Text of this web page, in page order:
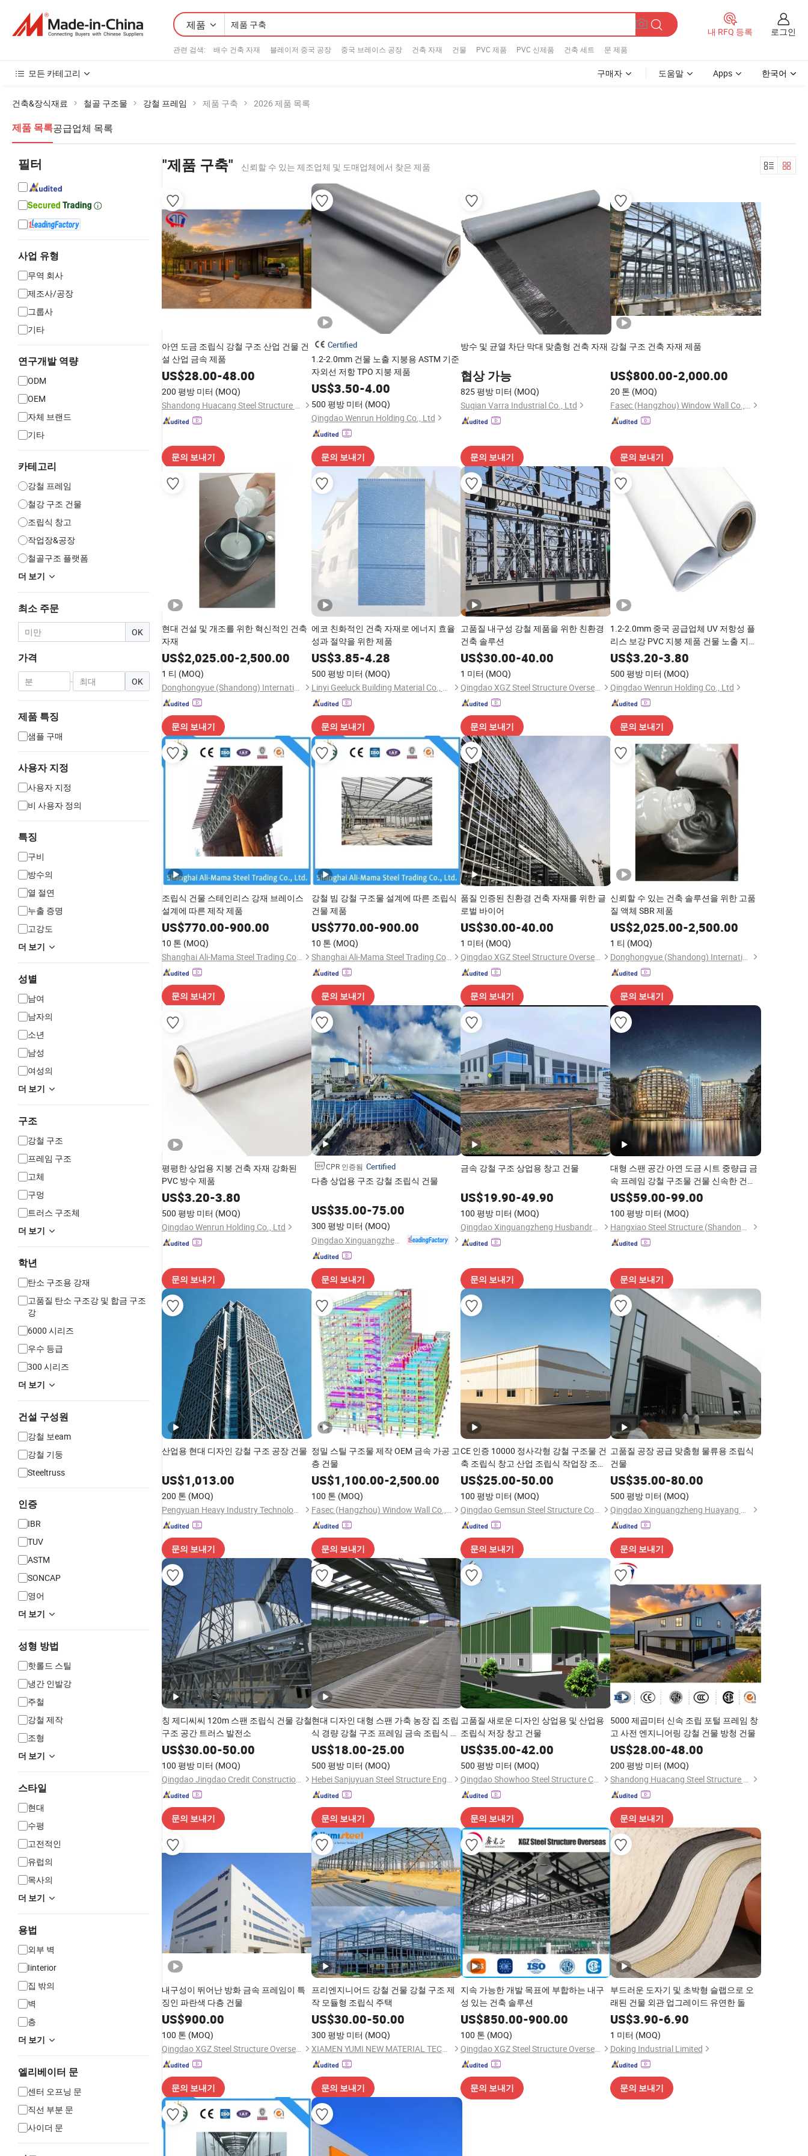
제품
관련 검색: 배수 건축 자재 블레이저 중국 공장 중국 브레이스 공장 건축 자재 건물 PVC 제품 PVC 신제품 건축 세트 문 제품
내 RFQ 등록 로그인
모든 카테고리 구매자 도움말 Apps 한국어
건축&장식재료 철골 구조물 강철 프레임 제품 구축 2026 제품 목록
제품 목록공급업체 목록
필터
사업 유형
무역 회사
제조사/공장
그룹사
기타
연구개발 역량
ODM
OEM
자체 브랜드
기타
카테고리
강철 프레임
철강 구조 건물
조립식 창고
작업장&공장
철골구조 플랫폼
더 보기
최소 주문
OK
가격
- OK
제품 특징
샘플 구매
사용자 지정
사용자 지정
비 사용자 정의
특징
구비
방수의
열 절연
누출 증명
고강도
더 보기
성별
남여
남자의
소년
남성
여성의
더 보기
구조
강철 구조
프레임 구조
고체
구멍
트러스 구조체
더 보기
학년
탄소 구조용 강재
고품질 탄소 구조강 및 합금 구조
강
6000 시리즈
우수 등급
300 시리즈
더 보기
건설 구성원
강철 보eam
강철 기둥
Steeltruss
인증
IBR
TUV
ASTM
SONCAP
영어
더 보기
성형 방법
핫롤드 스틸
냉간 인발강
주철
강철 제작
조형
더 보기
스타일
현대
수평
고전적인
유럽​​의
목사의
더 보기
용법
외부 벽
Iinterior
집 밖의
벽
층
더 보기
엘리베이터 문
센터 오프닝 문
직선 부분 문
사이더 문
"제품 구축" 신뢰할 수 있는 제조업체 및 도매업체에서 찾은 제품
아연 도금 조립식 강철 구조 산업 건물 건
설 산업 금속 제품
US$28.00-48.00
200 평방 미터 (MOQ)
Shandong Huacang Steel Structure Co., Ltd.
문의 보내기
Certified
1.2-2.0mm 건물 노출 지붕용 ASTM 기준
자외선 저항 TPO 지붕 제품
US$3.50-4.00
500 평방 미터 (MOQ)
Qingdao Wenrun Holding Co., Ltd
문의 보내기
방수 및 균열 차단 막대 맞춤형 건축 자재
협상 가능
825 평방 미터 (MOQ)
Suqian Varra Industrial Co., Ltd
문의 보내기
강철 구조 건축 자재 제품
US$800.00-2,000.00
20 톤 (MOQ)
Fasec (Hangzhou) Window Wall Co., Ltd.
문의 보내기
현대 건설 및 개조를 위한 혁신적인 건축
자재
US$2,025.00-2,500.00
1 티 (MOQ)
Donghongyue (Shandong) International Trade Co., Ltd
문의 보내기
에코 친화적인 건축 자재로 에너지 효율
성과 절약을 위한 제품
US$3.85-4.28
500 평방 미터 (MOQ)
Linyi Geeluck Building Material Co., Ltd.
문의 보내기
고품질 내구성 강철 제품을 위한 친환경
건축 솔루션
US$30.00-40.00
1 미터 (MOQ)
Qingdao XGZ Steel Structure Overseas Co., Ltd.
문의 보내기
1.2-2.0mm 중국 공급업체 UV 저항성 플
리스 보강 PVC 지붕 제품 건물 노출 지붕
용
US$3.20-3.80
500 평방 미터 (MOQ)
Qingdao Wenrun Holding Co., Ltd
문의 보내기
조립식 건물 스테인리스 강재 브레이스
설계에 따른 제작 제품
US$770.00-900.00
10 톤 (MOQ)
Shanghai Ali-Mama Steel Trading Co., Ltd.
문의 보내기
강철 빔 강철 구조물 설계에 따른 조립식
건물 제품
US$770.00-900.00
10 톤 (MOQ)
Shanghai Ali-Mama Steel Trading Co., Ltd.
문의 보내기
품질 인증된 친환경 건축 자재를 위한 글
로벌 바이어
US$30.00-40.00
1 미터 (MOQ)
Qingdao XGZ Steel Structure Overseas Co., Ltd.
문의 보내기
신뢰할 수 있는 건축 솔루션을 위한 고품
질 액체 SBR 제품
US$2,025.00-2,500.00
1 티 (MOQ)
Donghongyue (Shandong) International Trade Co., Ltd
문의 보내기
평평한 상업용 지붕 건축 자재 강화된
PVC 방수 제품
US$3.20-3.80
500 평방 미터 (MOQ)
Qingdao Wenrun Holding Co., Ltd
문의 보내기
CPR 인증됨 Certified
다층 상업용 구조 강철 조립식 건물
US$35.00-75.00
300 평방 미터 (MOQ)
Qingdao Xinguangzheng Fancan Construction Engineering Co., Ltd.
문의 보내기
금속 강철 구조 상업용 창고 건물
US$19.90-49.90
100 평방 미터 (MOQ)
Qingdao Xinguangzheng Husbandry Co., Ltd.
문의 보내기
대형 스팬 공간 아연 도금 시트 중량급 금
속 프레임 강철 구조물 건물 신속한 건설
과 뛰어난 내진 강도를 갖춘 경기장
US$59.00-99.00
100 평방 미터 (MOQ)
Hangxiao Steel Structure (Shandong) Co., Ltd.
문의 보내기
산업용 현대 디자인 강철 구조 공장 건물
US$1,013.00
200 톤 (MOQ)
Pengyuan Heavy Industry Technology (Guangdong) Co., Ltd.
문의 보내기
정밀 스틸 구조물 제작 OEM 금속 가공 고
층 건물
US$1,100.00-2,500.00
100 톤 (MOQ)
Fasec (Hangzhou) Window Wall Co., Ltd.
문의 보내기
CE 인증 10000 정사각형 강철 구조물 건
축 조립식 창고 산업 조립식 작업장 조립
식 사무실 농장 금속 창고 저장용
US$25.00-50.00
100 평방 미터 (MOQ)
Qingdao Gemsun Steel Structure Co., Ltd.
문의 보내기
고품질 공장 공급 맞춤형 물류용 조립식
건물
US$35.00-80.00
500 평방 미터 (MOQ)
Qingdao Xinguangzheng Huayang Construction Engineering Co., Ltd.
문의 보내기
칭 제디씨씨 120m 스팬 조립식 건물 강철
구조 공간 트러스 발전소
US$30.00-50.00
100 평방 미터 (MOQ)
Qingdao Jingdao Credit Construction Steel Structure Co., Ltd.
문의 보내기
현대 디자인 대형 스팬 가축 농장 집 조립
식 경량 강철 구조 프레임 금속 조립식 헛
간 돼지 양 염소 소 낙농사 건물
US$18.00-25.00
500 평방 미터 (MOQ)
Hebei Sanjuyuan Steel Structure Engineering Co., Ltd.
문의 보내기
고품질 새로운 디자인 상업용 및 산업용
조립식 저장 창고 건물
US$35.00-42.00
500 평방 미터 (MOQ)
Qingdao Showhoo Steel Structure Co., Ltd.
문의 보내기
5000 제곱미터 신속 조립 포털 프레임 창
고 사전 엔지니어링 강철 건물 방청 건물
US$28.00-48.00
200 평방 미터 (MOQ)
Shandong Huacang Steel Structure Co., Ltd.
문의 보내기
내구성이 뛰어난 방화 금속 프레임이 특
징인 파란색 다층 건물
US$900.00
100 톤 (MOQ)
Qingdao XGZ Steel Structure Overseas Co., Ltd.
문의 보내기
프리엔지니어드 강철 건물 강철 구조 제
작 모듈형 조립식 주택
US$30.00-50.00
300 평방 미터 (MOQ)
XIAMEN YUMI NEW MATERIAL TECHNOLOGY CO., LTD.
문의 보내기
지속 가능한 개발 목표에 부합하는 내구
성 있는 건축 솔루션
US$850.00-900.00
100 톤 (MOQ)
Qingdao XGZ Steel Structure Overseas Co., Ltd.
문의 보내기
부드러운 도자기 및 초박형 슬랩으로 오
래된 건물 외관 업그레이드 유연한 돌
US$3.90-6.90
1 미터 (MOQ)
Doking Industrial Limited
문의 보내기